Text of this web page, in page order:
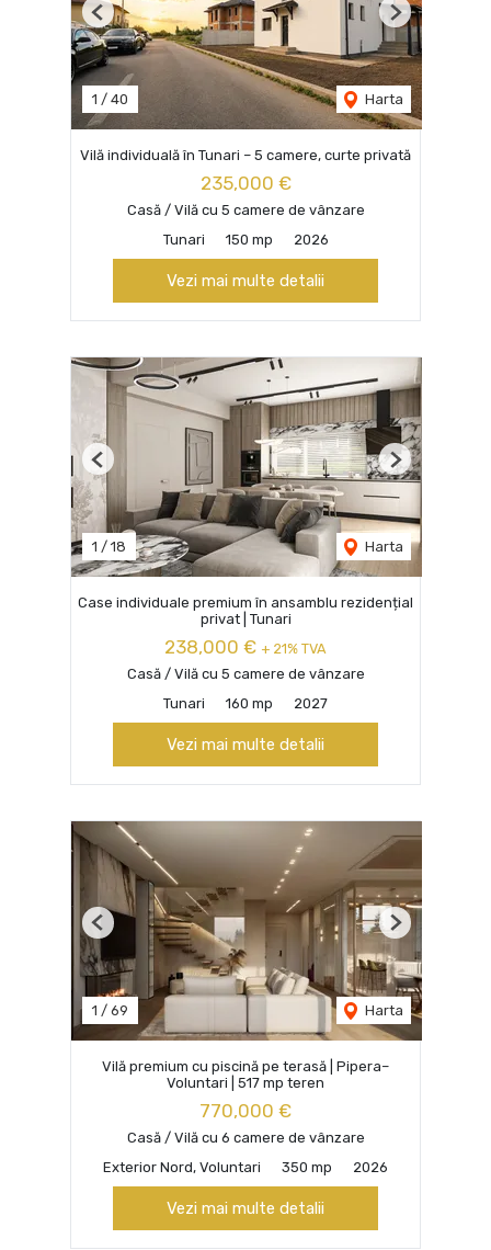
1 / 40 Harta
Previous Next
Vilă individuală în Tunari – 5 camere, curte privată
235,000 €
Casă / Vilă cu 5 camere de vânzare
Tunari
150 mp 2026
Vezi mai multe detalii
1 / 18 Harta
Previous Next
Case individuale premium în ansamblu rezidențial
privat | Tunari
238,000 € + 21% TVA
Casă / Vilă cu 5 camere de vânzare
Tunari
160 mp 2027
Vezi mai multe detalii
1 / 69 Harta
Previous Next
Vilă premium cu piscină pe terasă | Pipera–
Voluntari | 517 mp teren
770,000 €
Casă / Vilă cu 6 camere de vânzare
Exterior Nord, Voluntari
350 mp 2026
Vezi mai multe detalii